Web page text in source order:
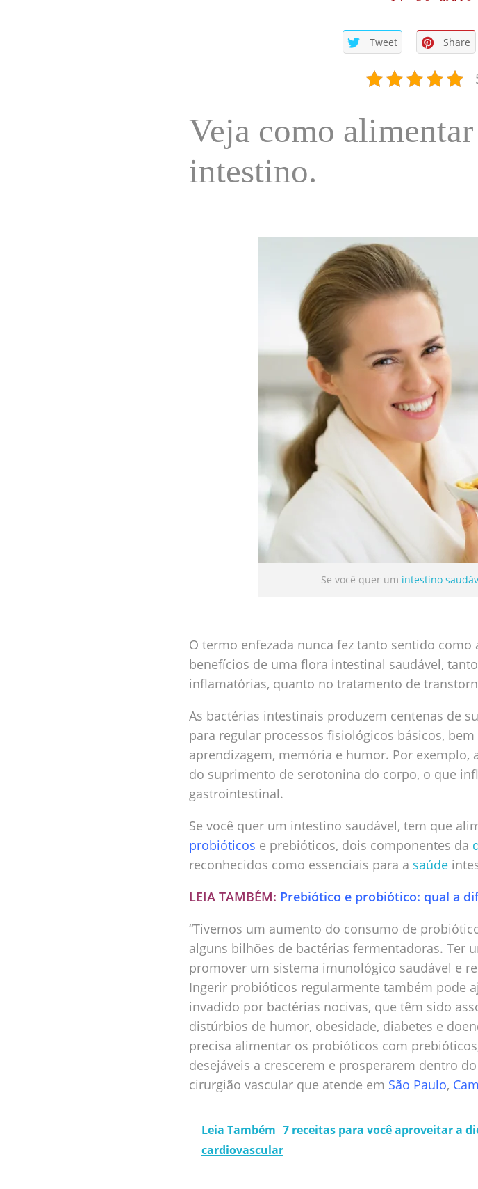
Tweet Share
Veja como
intestino.
Se você quer um intestino
O termo enfezada nunca fez tanto sentido
benefícios de uma flora intestinal saudável,
inflamatórias, quanto no tratamento de
As bactérias intestinais produzem centenas de
para regular processos fisiológicos básicos,
aprendizagem, memória e humor. Por exemplo,
do suprimento de serotonina do corpo, o que
gastrointestinal.
Se você quer um intestino saudável, tem que
probióticos e prebióticos, dois componentes da
reconhecidos como essenciais para a saúde
LEIA TAMBÉM: Prebiótico e probiótico: qual a
“Tivemos um aumento do consumo de
alguns bilhões de bactérias fermentadoras. Ter
promover um sistema imunológico saudável e
Ingerir probióticos regularmente também pode
invadido por bactérias nocivas, que têm sido
distúrbios de humor, obesidade, diabetes e
precisa alimentar os probióticos com
desejáveis a crescerem e prosperarem dentro
cirurgião vascular que atende em São Paulo,
Leia Também 7 receitas para você aproveitar a
cardiovascular